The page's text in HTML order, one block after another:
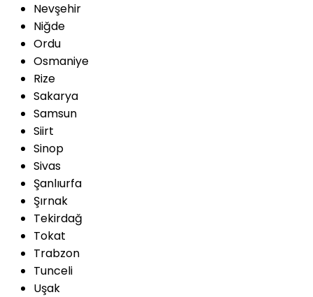
Nevşehir
Niğde
Ordu
Osmaniye
Rize
Sakarya
Samsun
Siirt
Sinop
Sivas
Şanlıurfa
Şırnak
Tekirdağ
Tokat
Trabzon
Tunceli
Uşak